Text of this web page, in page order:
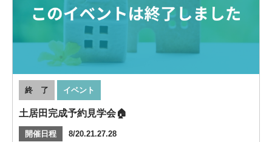
終 了 イベント
土居田完成予約見学会🏠
開催日程
8/20.21.27.28